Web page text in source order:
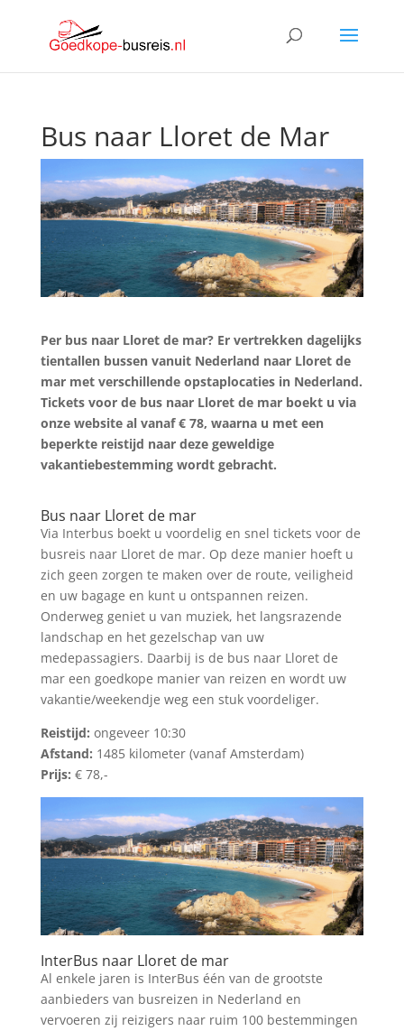
Bus naar Lloret de Mar
Per bus naar Lloret de mar? Er vertrekken dagelijks
tientallen bussen vanuit Nederland naar Lloret de
mar met verschillende opstaplocaties in Nederland.
Tickets voor de bus naar Lloret de mar boekt u via
onze website al vanaf € 78, waarna u met een
beperkte reistijd naar deze geweldige
vakantiebestemming wordt gebracht.
Bus naar Lloret de mar
Via Interbus boekt u voordelig en snel tickets voor de
busreis naar Lloret de mar. Op deze manier hoeft u
zich geen zorgen te maken over de route, veiligheid
en uw bagage en kunt u ontspannen reizen.
Onderweg geniet u van muziek, het langsrazende
landschap en het gezelschap van uw
medepassagiers. Daarbij is de bus naar Lloret de
mar een goedkope manier van reizen en wordt uw
vakantie/weekendje weg een stuk voordeliger.
Reistijd: ongeveer 10:30
Afstand: 1485 kilometer (vanaf Amsterdam)
Prijs: € 78,-
InterBus naar Lloret de mar
Al enkele jaren is InterBus één van de grootste
aanbieders van busreizen in Nederland en
vervoeren zij reizigers naar ruim 100 bestemmingen